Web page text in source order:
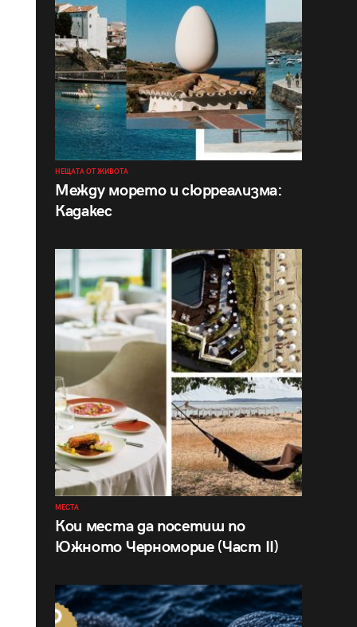
НЕЩАТА ОТ ЖИВОТА
Между морето и сюрреализма:
Кадакес
МЕСТА
Кои места да посетиш по
Южното Черноморие (Част II)